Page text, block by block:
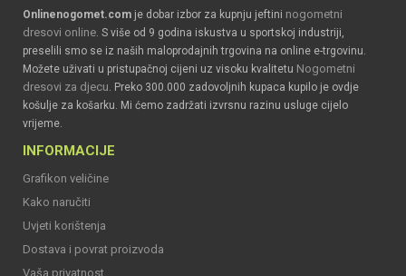
Onlinenogomet.com je dobar izbor za kupnju jeftini nogometni
dresovi online. S više od 9 godina iskustva u sportskoj industriji,
preselili smo se iz naših maloprodajnih trgovina na online e-trgovinu.
Možete uživati u pristupačnoj cijeni uz visoku kvalitetu Nogometni
dresovi za djecu. Preko 300.000 zadovoljnih kupaca kupilo je ovdje
košulje za košarku. Mi ćemo zadržati izvrsnu razinu usluge cijelo
vrijeme.
INFORMACIJE
Grafikon veličine
Kako naručiti
Uvjeti korištenja
Dostava i povrat proizvoda
Vaša privatnost